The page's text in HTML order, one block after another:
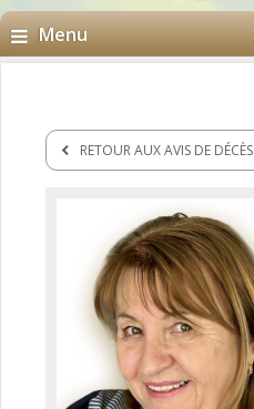
Menu
RETOUR AUX AVIS DE DÉCÈS